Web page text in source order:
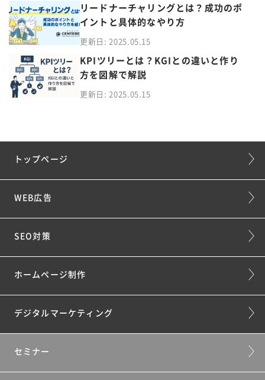
リードナーチャリングとは？成功のポ
イントと具体的なやり方
更新日: 2025.05.15
KPIツリーとは？KGIとの違いと作り
方を図解で解説
更新日: 2025.05.15
トップページ
WEB広告
SEO対策
ホームページ制作
デジタルマーケティング
セミナー